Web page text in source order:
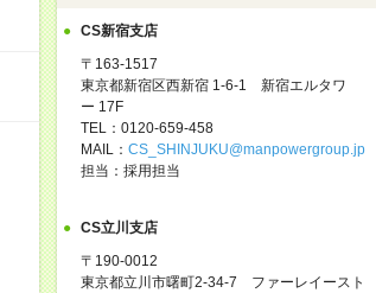
CS新宿支店
〒163-1517
東京都新宿区西新宿 1-6-1 新宿エルタワ
ー 17F
TEL：0120-659-458
MAIL： CS_SHINJUKU@manpowergroup.jp
担当：採用担当
CS立川支店
〒190-0012
東京都立川市曙町2-34-7 ファーレイースト